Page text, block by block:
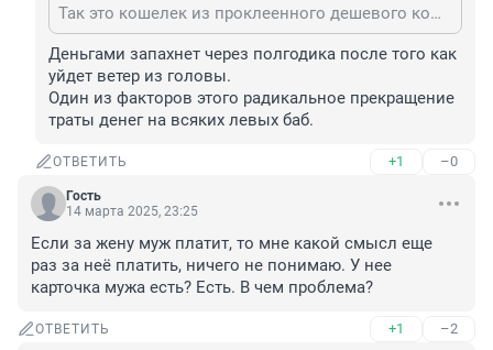
Так это кошелек из проклеенного дешевого кожзама. Он всегда пахуч. Смените на кожаный - запахнет деньгами.
Деньгами запахнет через полгодика после того как
уйдет ветер из головы.
Один из факторов этого радикальное прекращение
траты денег на всяких левых баб.
ОТВЕТИТЬ +1 –0
Гость
14 марта 2025, 23:25
Если за жену муж платит, то мне какой смысл еще
раз за неё платить, ничего не понимаю. У нее
карточка мужа есть? Есть. В чем проблема?
ОТВЕТИТЬ +1 –2